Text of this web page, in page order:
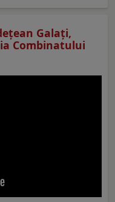
Galaţi,
Combinatului